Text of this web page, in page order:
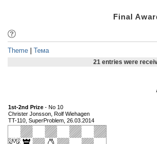
Final
Theme Тема
21 entries were
1st-2nd Prize - No 10
Christer Jonsson, Rolf Wiehagen
TT-110, SuperProblem, 26.03.2014